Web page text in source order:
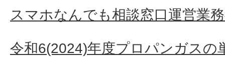
スマホなんでも相談窓口運営業
令和6(2024)年度プロパンガスの